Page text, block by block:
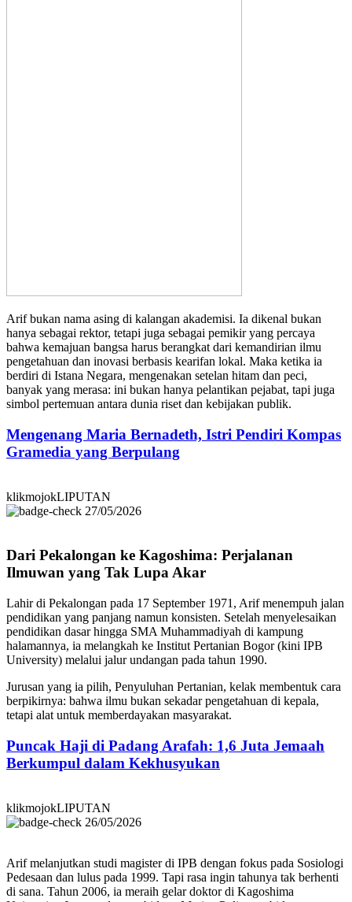
Arif bukan nama asing di kalangan akademisi. Ia dikenal bukan
hanya sebagai rektor, tetapi juga sebagai pemikir yang percaya
bahwa kemajuan bangsa harus berangkat dari kemandirian ilmu
pengetahuan dan inovasi berbasis kearifan lokal. Maka ketika ia
berdiri di Istana Negara, mengenakan setelan hitam dan peci,
banyak yang merasa: ini bukan hanya pelantikan pejabat, tapi juga
simbol pertemuan antara dunia riset dan kebijakan publik.
Mengenang Maria Bernadeth, Istri Pendiri Kompas
Gramedia yang Berpulang
klikmojokLIPUTAN
27/05/2026
Dari Pekalongan ke Kagoshima: Perjalanan
Ilmuwan yang Tak Lupa Akar
Lahir di Pekalongan pada 17 September 1971, Arif menempuh jalan
pendidikan yang panjang namun konsisten. Setelah menyelesaikan
pendidikan dasar hingga SMA Muhammadiyah di kampung
halamannya, ia melangkah ke Institut Pertanian Bogor (kini IPB
University) melalui jalur undangan pada tahun 1990.
Jurusan yang ia pilih, Penyuluhan Pertanian, kelak membentuk cara
berpikirnya: bahwa ilmu bukan sekadar pengetahuan di kepala,
tetapi alat untuk memberdayakan masyarakat.
Puncak Haji di Padang Arafah: 1,6 Juta Jemaah
Berkumpul dalam Kekhusyukan
klikmojokLIPUTAN
26/05/2026
Arif melanjutkan studi magister di IPB dengan fokus pada Sosiologi
Pedesaan dan lulus pada 1999. Tapi rasa ingin tahunya tak berhenti
di sana. Tahun 2006, ia meraih gelar doktor di Kagoshima